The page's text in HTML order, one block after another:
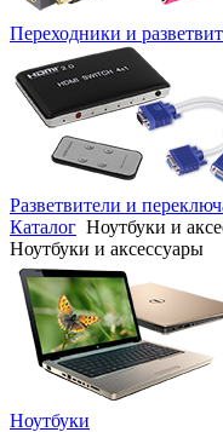
Переходники и
Разветвители и
Каталог Ноутбуки и
Ноутбуки и аксессуары
Ноутбуки